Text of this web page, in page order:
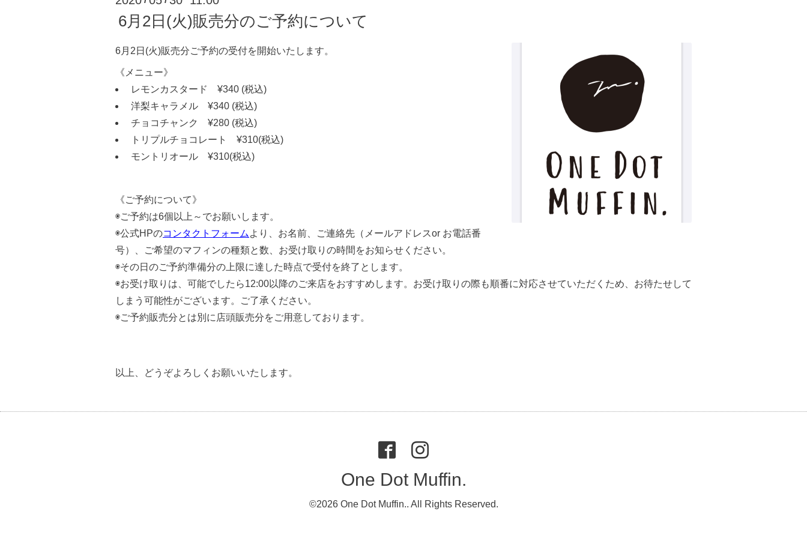
6月2日(火)販売分のご予約について
6月2日(火)販売分ご予約の受付を開始いたします。
《メニュー》
レモンカスタード ¥340 (税込)
洋梨キャラメル ¥340 (税込)
チョコチャンク ¥280 (税込)
トリプルチョコレート ¥310(税込)
モントリオール ¥310(税込)
《ご予約について》
◉ご予約は6個以上～でお願いします。
◉公式HPのコンタクトフォーム より、お名前、ご連絡先（メールアドレスor お電話番
号）、ご希望のマフィンの種類と数、お受け取りの時間をお知らせください。
◉その日のご予約準備分の上限に達した時点で受付を終了とします。
◉お受け取りは、可能でしたら12:00以降のご来店をおすすめします。お受け取りの際も順番に対応させていただくため、お待たせして
しまう可能性がございます。ご了承ください。
◉ご予約販売分とは別に店頭販売分をご用意しております。
以上、どうぞよろしくお願いいたします。
One Dot Muffin.
©2026 One Dot Muffin.. All Rights Reserved.